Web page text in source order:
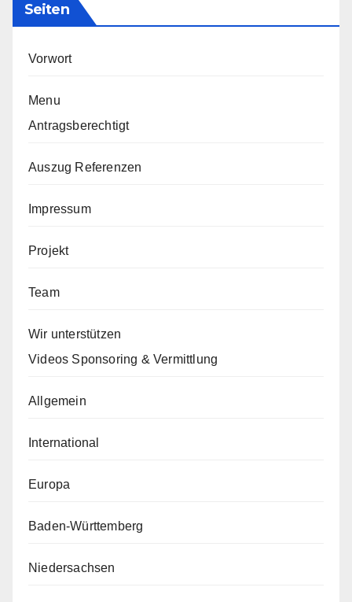
Seiten
Vorwort
Menu
Antragsberechtigt
Auszug Referenzen
Impressum
Projekt
Team
Wir unterstützen
Videos Sponsoring & Vermittlung
Allgemein
International
Europa
Baden-Württemberg
Niedersachsen